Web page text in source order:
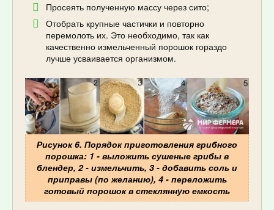
Просеять полученную массу через сито;
Отобрать крупные частички и повторно
перемолоть их. Это необходимо, так как
качественно измельченный порошок гораздо
лучше усваивается организмом.
Рисунок 6. Порядок приготовления грибного
порошка: 1 - выложить сушеные грибы в
блендер, 2 - измельчить, 3 - добавить соль и
приправы (по желанию), 4 - переложить
готовый порошок в стеклянную емкость